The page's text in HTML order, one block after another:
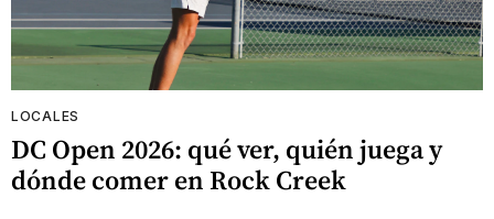
LOCALES
DC Open 2026: qué ver, quién juega y
dónde comer en Rock Creek